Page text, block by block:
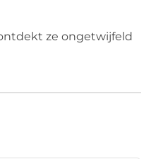
ze ongetwijfeld